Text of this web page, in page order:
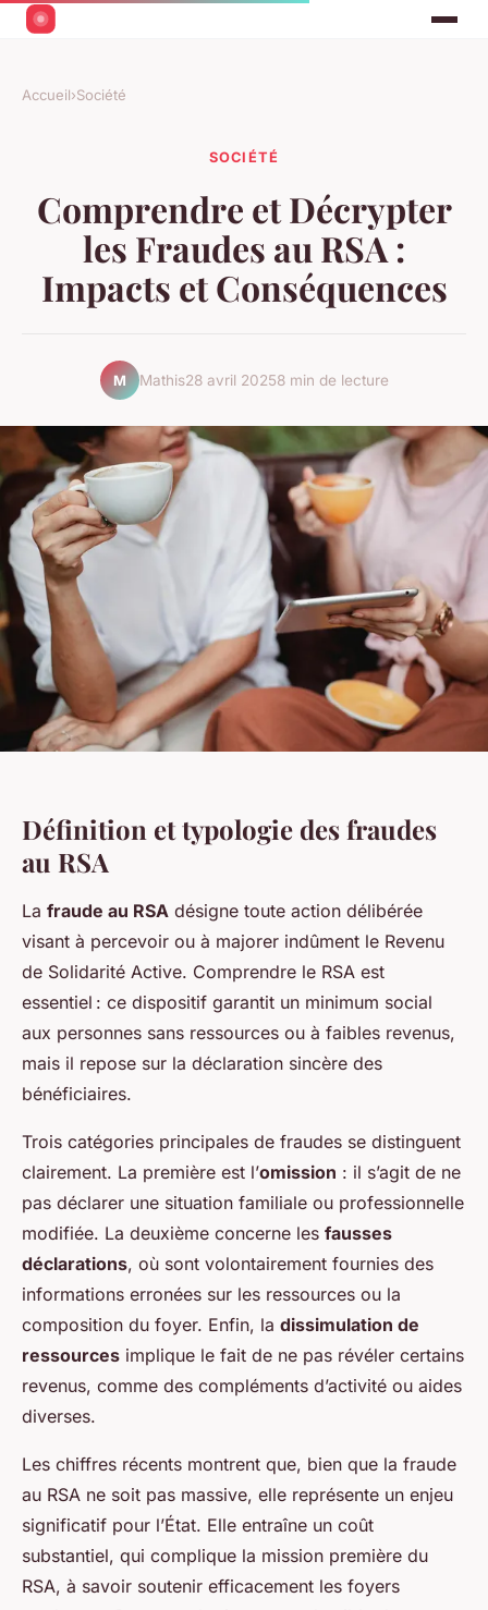
Accueil›Société
SOCIÉTÉ
Comprendre et Décrypter
les Fraudes au RSA :
Impacts et Conséquences
M Mathis28 avril 20258 min de lecture
Définition et typologie des fraudes
au RSA
La fraude au RSA désigne toute action délibérée
visant à percevoir ou à majorer indûment le Revenu
de Solidarité Active. Comprendre le RSA est
essentiel : ce dispositif garantit un minimum social
aux personnes sans ressources ou à faibles revenus,
mais il repose sur la déclaration sincère des
bénéficiaires.
Trois catégories principales de fraudes se distinguent
clairement. La première est l’omission : il s’agit de ne
pas déclarer une situation familiale ou professionnelle
modifiée. La deuxième concerne les fausses
déclarations, où sont volontairement fournies des
informations erronées sur les ressources ou la
composition du foyer. Enfin, la dissimulation de
ressources implique le fait de ne pas révéler certains
revenus, comme des compléments d’activité ou aides
diverses.
Les chiffres récents montrent que, bien que la fraude
au RSA ne soit pas massive, elle représente un enjeu
significatif pour l’État. Elle entraîne un coût
substantiel, qui complique la mission première du
RSA, à savoir soutenir efficacement les foyers